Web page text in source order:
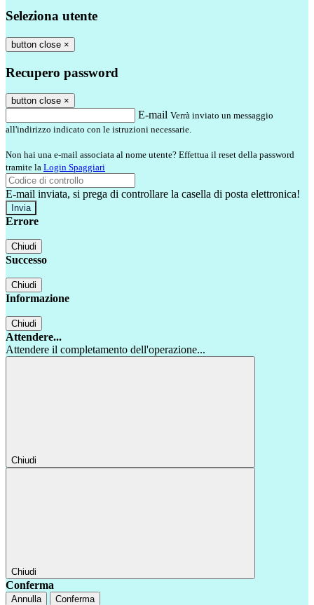
Seleziona utente
button close ×
Recupero password
button close ×
E-mail Verrà inviato un messaggio
all'indirizzo indicato con le istruzioni necessarie.
Non hai una e-mail associata al nome utente? Effettua il reset della password
tramite la Login Spaggiari
E-mail inviata, si prega di controllare la casella di posta elettronica!
Errore
Chiudi
Successo
Chiudi
Informazione
Chiudi
Attendere...
Attendere il completamento dell'operazione...
Chiudi
Chiudi
Conferma
Annulla Conferma